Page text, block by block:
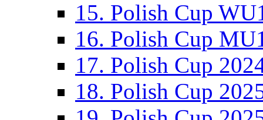
15. Polish Cup
16. Polish Cup
17. Polish Cup
18. Polish Cup